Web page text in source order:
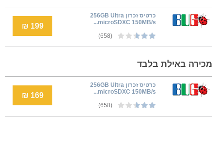
כרטיס זכרון 256GB Ultra
microSDXC 150MB/s...
(658)
199 ₪
מכירה באילת בלבד
כרטיס זכרון 256GB Ultra
microSDXC 150MB/s...
(658)
169 ₪